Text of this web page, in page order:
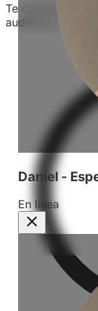
Te conectamos
auditivos
Daniel -
En línea